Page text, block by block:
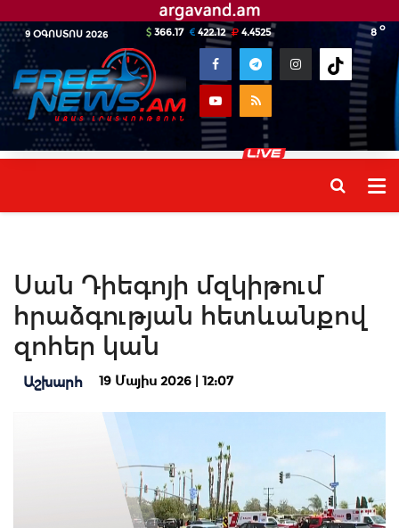
9 ՕԳՈՍՏՈՍ 2026 8 o
366.17 422.12 4.4525
Սան Դիեգոյի մզկիթում
հրաձգության հետևանքով
զոհեր կան
Աշխարհ 19 Մայիս 2026 | 12:07